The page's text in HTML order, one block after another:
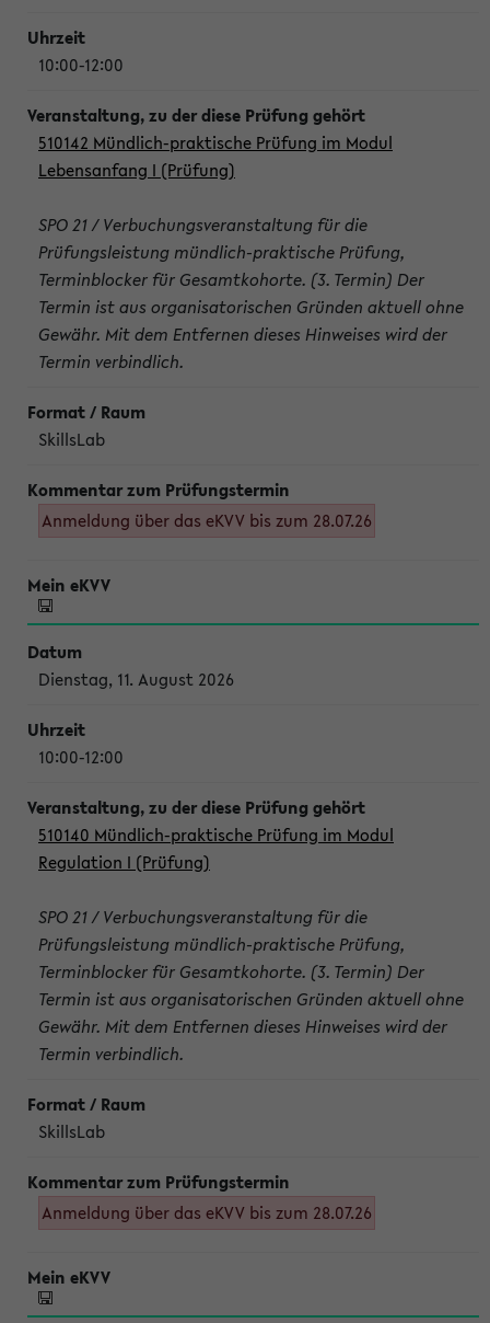
10:00-12:00
510142 Mündlich-praktische Prüfung im Modul
Lebensanfang I (Prüfung)
SPO 21 / Verbuchungsveranstaltung für die
Prüfungsleistung mündlich-praktische Prüfung,
Terminblocker für Gesamtkohorte. (3. Termin) Der
Termin ist aus organisatorischen Gründen aktuell ohne
Gewähr. Mit dem Entfernen dieses Hinweises wird der
Termin verbindlich.
SkillsLab
Anmeldung über das eKVV bis zum 28.07.26
Dienstag, 11. August 2026
10:00-12:00
510140 Mündlich-praktische Prüfung im Modul
Regulation I (Prüfung)
SPO 21 / Verbuchungsveranstaltung für die
Prüfungsleistung mündlich-praktische Prüfung,
Terminblocker für Gesamtkohorte. (3. Termin) Der
Termin ist aus organisatorischen Gründen aktuell ohne
Gewähr. Mit dem Entfernen dieses Hinweises wird der
Termin verbindlich.
SkillsLab
Anmeldung über das eKVV bis zum 28.07.26